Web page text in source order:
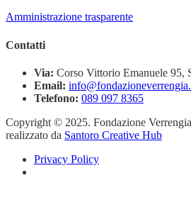
Amministrazione trasparente
Contatti
Via: Corso Vittorio Emanuele 95,
Email:
Telefono: 089 097 8365
Copyright © 2025. Fondazione
realizzato da Santoro Creative Hub
Privacy Policy